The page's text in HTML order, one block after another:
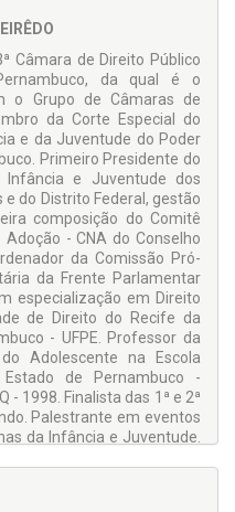
Câmara de Direito Público
da qual é o
o Grupo de Câmaras de
da Corte Especial do
e da Juventude do Poder
Primeiro Presidente do
Infância e Juventude dos
do Distrito Federal, gestão
composição do Comitê
- CNA do Conselho
da Comissão Pró-
da Frente Parlamentar
especialização em Direito
de Direito do Recife da
- UFPE. Professor da
Adolescente na Escola
de Pernambuco -
- 1998. Finalista das 1ª e 2ª
Palestrante em eventos
da Infância e Juventude.